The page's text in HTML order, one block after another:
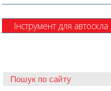
Інструмент для автоскла